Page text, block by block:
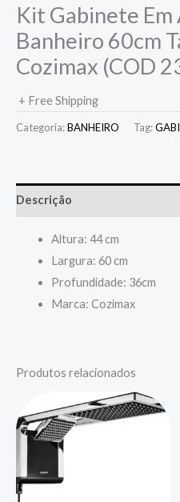
Kit Gabinete Em
Banheiro 60cm
Cozimax (COD
+ Free Shipping
Categoria:BANHEIRO Tag:
Descrição
Altura: 44 cm
Largura: 60 cm
Profundidade: 36cm
Marca: Cozimax
Produtos relacionados